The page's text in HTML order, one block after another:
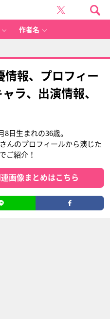
作者名
情報、プロフィー
ラ、出演情報、
日生まれの36歳。
んのプロフィールから演じた
ご紹介！
画像まとめはこちら